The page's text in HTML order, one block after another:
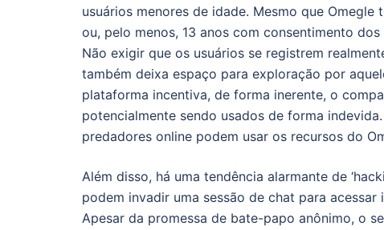
usuários menores de idade. Mesmo que
ou, pelo menos, 13 anos com consentimento
Não exigir que os usuários se registrem
também deixa espaço para exploração por
plataforma incentiva, de forma inerente, o
potencialmente sendo usados de forma
predadores online podem usar os recursos do
Além disso, há uma tendência alarmante de
podem invadir uma sessão de chat para
Apesar da promessa de bate-papo anônimo, o